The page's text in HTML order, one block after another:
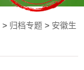
> 归档专题 > 安徽生